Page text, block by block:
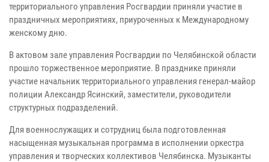
территориального управления Росгвардии приняли участие в
праздничных мероприятиях, приуроченных к Международному
женскому дню.
В актовом зале управления Росгвардии по Челябинской области
прошло торжественное мероприятие. В празднике приняли
участие начальник территориального управления генерал-майор
полиции Александр Ясинский, заместители, руководители
структурных подразделений.
Для военнослужащих и сотрудниц была подготовленная
насыщенная музыкальная программа в исполнении оркестра
управления и творческих коллективов Челябинска. Музыканты